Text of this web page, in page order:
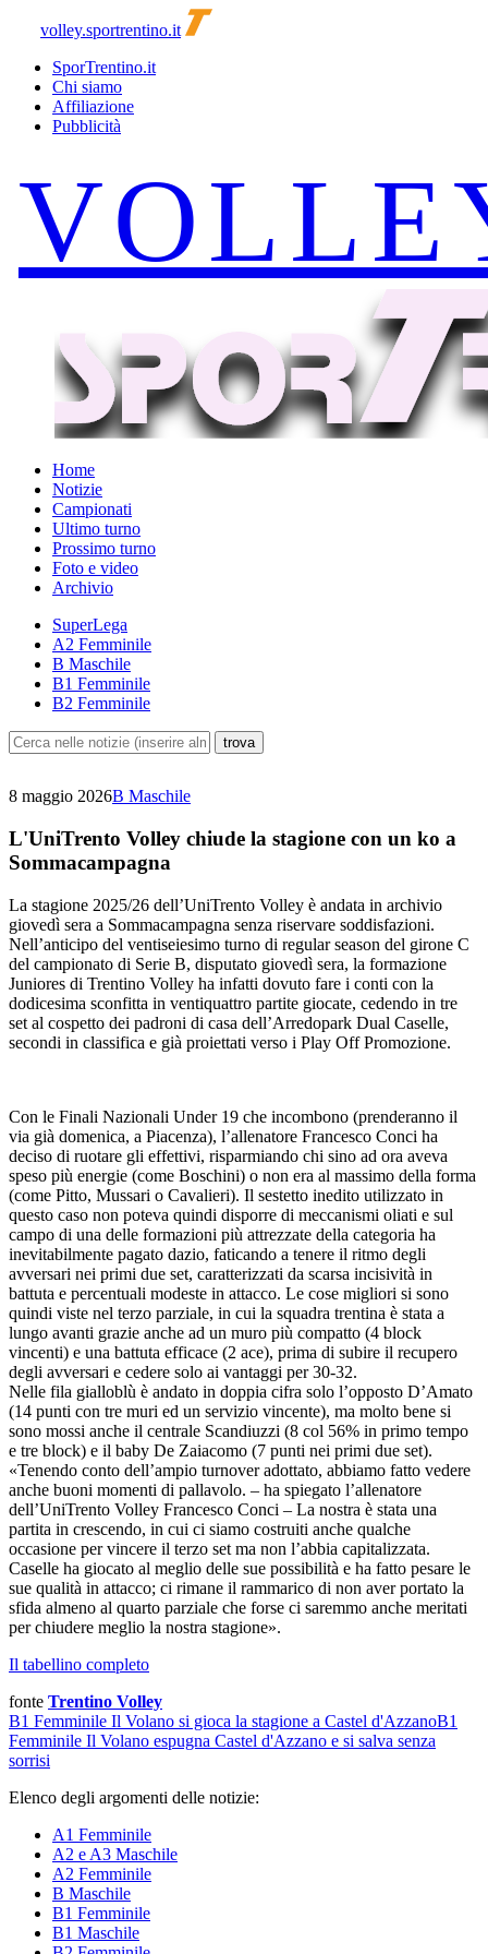
volley.sportrentino.it
SporTrentino.it
Chi siamo
Affiliazione
Pubblicità
Home
Notizie
Campionati
Ultimo turno
Prossimo turno
Foto e video
Archivio
SuperLega
A2 Femminile
B Maschile
B1 Femminile
B2 Femminile
8 maggio 2026B Maschile
L'UniTrento Volley chiude la stagione con un ko a
Sommacampagna
La stagione 2025/26 dell’UniTrento Volley è andata in archivio
giovedì sera a Sommacampagna senza riservare soddisfazioni.
Nell’anticipo del ventiseiesimo turno di regular season del girone C
del campionato di Serie B, disputato giovedì sera, la formazione
Juniores di Trentino Volley ha infatti dovuto fare i conti con la
dodicesima sconfitta in ventiquattro partite giocate, cedendo in tre
set al cospetto dei padroni di casa dell’Arredopark Dual Caselle,
secondi in classifica e già proiettati verso i Play Off Promozione.
Con le Finali Nazionali Under 19 che incombono (prenderanno il
via già domenica, a Piacenza), l’allenatore Francesco Conci ha
deciso di ruotare gli effettivi, risparmiando chi sino ad ora aveva
speso più energie (come Boschini) o non era al massimo della forma
(come Pitto, Mussari o Cavalieri). Il sestetto inedito utilizzato in
questo caso non poteva quindi disporre di meccanismi oliati e sul
campo di una delle formazioni più attrezzate della categoria ha
inevitabilmente pagato dazio, faticando a tenere il ritmo degli
avversari nei primi due set, caratterizzati da scarsa incisività in
battuta e percentuali modeste in attacco. Le cose migliori si sono
quindi viste nel terzo parziale, in cui la squadra trentina è stata a
lungo avanti grazie anche ad un muro più compatto (4 block
vincenti) e una battuta efficace (2 ace), prima di subire il recupero
degli avversari e cedere solo ai vantaggi per 30-32.
Nelle fila gialloblù è andato in doppia cifra solo l’opposto D’Amato
(14 punti con tre muri ed un servizio vincente), ma molto bene si
sono mossi anche il centrale Scandiuzzi (8 col 56% in primo tempo
e tre block) e il baby De Zaiacomo (7 punti nei primi due set).
«Tenendo conto dell’ampio turnover adottato, abbiamo fatto vedere
anche buoni momenti di pallavolo. – ha spiegato l’allenatore
dell’UniTrento Volley Francesco Conci – La nostra è stata una
partita in crescendo, in cui ci siamo costruiti anche qualche
occasione per vincere il terzo set ma non l’abbia capitalizzata.
Caselle ha giocato al meglio delle sue possibilità e ha fatto pesare le
sue qualità in attacco; ci rimane il rammarico di non aver portato la
sfida almeno al quarto parziale che forse ci saremmo anche meritati
per chiudere meglio la nostra stagione».
Il tabellino completo
fonte Trentino Volley
B1 Femminile Il Volano si gioca la stagione a Castel d'AzzanoB1
Femminile Il Volano espugna Castel d'Azzano e si salva senza
sorrisi
Elenco degli argomenti delle notizie:
A1 Femminile
A2 e A3 Maschile
A2 Femminile
B Maschile
B1 Femminile
B1 Maschile